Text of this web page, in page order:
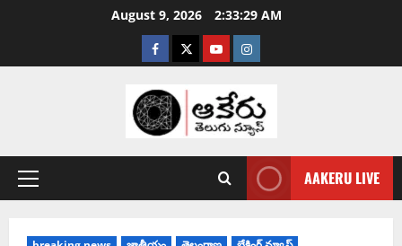
August 9, 2026 2:33:30 AM
AAKERU LIVE